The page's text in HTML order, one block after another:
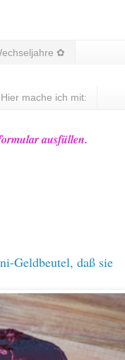
✿
Hier mache ich mit:
ausfüllen.
Geldbeutel, daß sie